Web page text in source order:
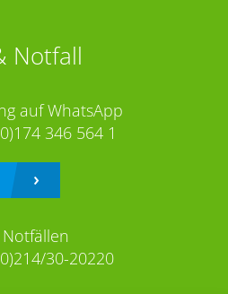
Notfall
auf WhatsApp
346 564 1
30-20220